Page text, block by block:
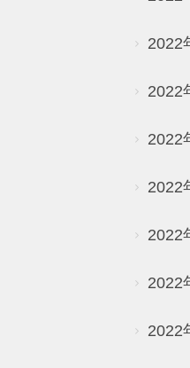
2022
2022
2022
2022
2022
2022
2022